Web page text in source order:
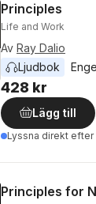
Principles
Life and Work
Av Ray Dalio
Ljudbok
428 kr
Lägg till
Lyssna direkt efter
Principles for